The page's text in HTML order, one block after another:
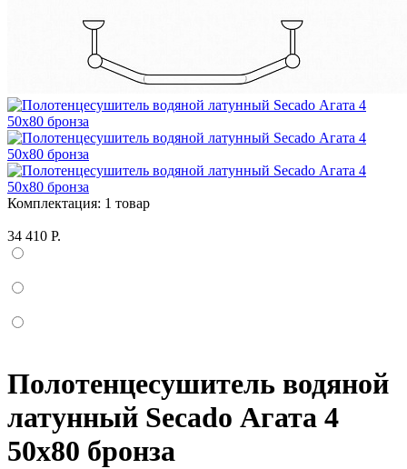
Комплектация: 1 товар
34 410 Р.
Полотенцесушитель водяной
латунный Secado Агата 4
50x80 бронза